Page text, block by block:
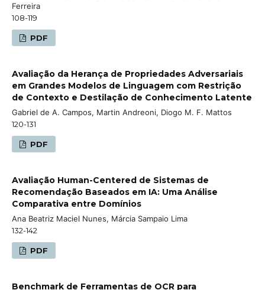
Ferreira
108-119
PDF
Avaliação da Herança de Propriedades Adversariais
em Grandes Modelos de Linguagem com Restrição
de Contexto e Destilação de Conhecimento Latente
Gabriel de A. Campos, Martin Andreoni, Diogo M. F. Mattos
120-131
PDF
Avaliação Human-Centered de Sistemas de
Recomendação Baseados em IA: Uma Análise
Comparativa entre Domínios
Ana Beatriz Maciel Nunes, Márcia Sampaio Lima
132-142
PDF
Benchmark de Ferramentas de OCR para